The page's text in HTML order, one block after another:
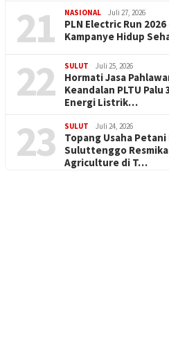
21 NASIONAL Juli 27, 2026
PLN Electric Run
Kampanye Hidup
22 SULUT Juli 25, 2026
Hormati Jasa
Keandalan PLTU
Energi Listrik…
23 SULUT Juli 24, 2026
Topang Usaha Petani
Suluttenggo
Agriculture di T…